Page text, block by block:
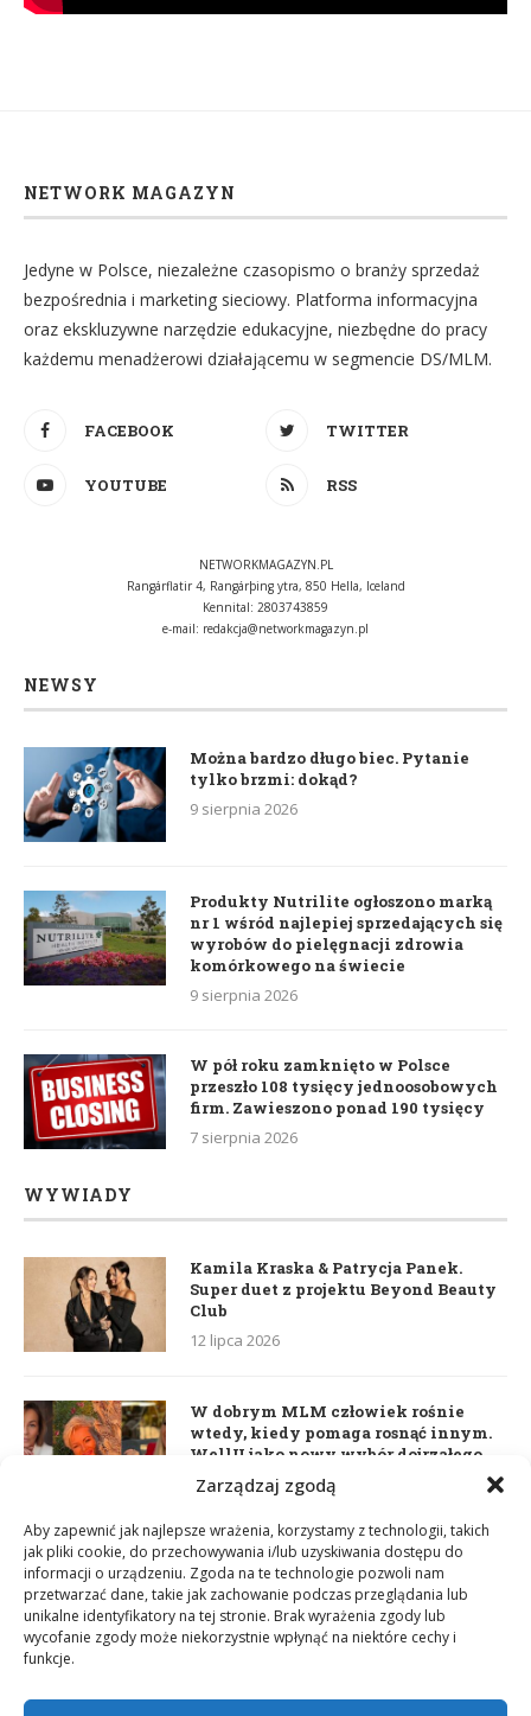
Zarządzaj zgodą
Aby zapewnić jak najlepsze wrażenia, korzystamy z technologii, takich
jak pliki cookie, do przechowywania i/lub uzyskiwania dostępu do
informacji o urządzeniu. Zgoda na te technologie pozwoli nam
przetwarzać dane, takie jak zachowanie podczas przeglądania lub
unikalne identyfikatory na tej stronie. Brak wyrażenia zgody lub
wycofanie zgody może niekorzystnie wpłynąć na niektóre cechy i
funkcje.
NETWORK MAGAZYN
Jedyne w Polsce, niezależne czasopismo o branży sprzedaż
bezpośrednia i marketing sieciowy. Platforma informacyjna
oraz ekskluzywne narzędzie edukacyjne, niezbędne do pracy
każdemu menadżerowi działającemu w segmencie DS/MLM.
FACEBOOK TWITTER
YOUTUBE RSS
NETWORKMAGAZYN.PL
Rangárflatir 4, Rangárþing ytra, 850 Hella, Iceland
Kennital: 2803743859
e-mail: redakcja@networkmagazyn.pl
NEWSY
Można bardzo długo biec. Pytanie
tylko brzmi: dokąd?
9 sierpnia 2026
Produkty Nutrilite ogłoszono marką
nr 1 wśród najlepiej sprzedających się
wyrobów do pielęgnacji zdrowia
komórkowego na świecie
9 sierpnia 2026
W pół roku zamknięto w Polsce
przeszło 108 tysięcy jednoosobowych
firm. Zawieszono ponad 190 tysięcy
7 sierpnia 2026
WYWIADY
Kamila Kraska & Patrycja Panek.
Super duet z projektu Beyond Beauty
Club
12 lipca 2026
W dobrym MLM człowiek rośnie
wtedy, kiedy pomaga rosnąć innym.
WellU jako nowy wybór dojrzałego
lidera
Daria Dudzik. Kocham Cię
17 kwietnia 2026